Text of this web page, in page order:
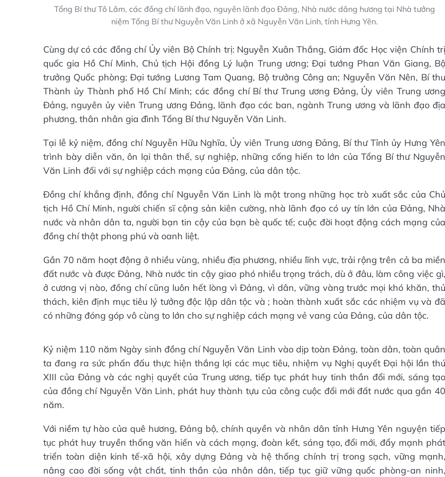
Tổng Bí thư Tô Lâm, các đồng chí lãnh đạo, nguyên lãnh đạo Đảng, Nhà nước dâng hương tại Nhà tưởng
niệm Tổng Bí thư Nguyễn Văn Linh ở xã Nguyễn Văn Linh, tỉnh Hưng Yên.
Cùng dự có các đồng chí Ủy viên Bộ Chính trị: Nguyễn Xuân Thắng, Giám đốc Học viện Chính trị
quốc gia Hồ Chí Minh, Chủ tịch Hội đồng Lý luận Trung ương; Đại tướng Phan Văn Giang, Bộ
trưởng Quốc phòng; Đại tướng Lương Tam Quang, Bộ trưởng Công an; Nguyễn Văn Nên, Bí thư
Thành ủy Thành phố Hồ Chí Minh; các đồng chí Bí thư Trung ương Đảng, Ủy viên Trung ương
Đảng, nguyên ủy viên Trung ương Đảng, lãnh đạo các ban, ngành Trung ương và lãnh đạo địa
phương, thân nhân gia đình Tổng Bí thư Nguyễn Văn Linh.
Tại lễ kỷ niệm, đồng chí Nguyễn Hữu Nghĩa, Ủy viên Trung ương Đảng, Bí thư Tỉnh ủy Hưng Yên
trình bày diễn văn, ôn lại thân thế, sự nghiệp, những cống hiến to lớn của Tổng Bí thư Nguyễn
Văn Linh đối với sự nghiệp cách mạng của Đảng, của dân tộc.
Đồng chí khẳng định, đồng chí Nguyễn Văn Linh là một trong những học trò xuất sắc của Chủ
tịch Hồ Chí Minh, người chiến sĩ cộng sản kiên cường, nhà lãnh đạo có uy tín lớn của Đảng, Nhà
nước và nhân dân ta, người bạn tin cậy của bạn bè quốc tế; cuộc đời hoạt động cách mạng của
đồng chí thật phong phú và oanh liệt.
Gần 70 năm hoạt động ở nhiều vùng, nhiều địa phương, nhiều lĩnh vực, trải rộng trên cả ba miền
đất nước và được Đảng, Nhà nước tin cậy giao phó nhiều trọng trách, dù ở đâu, làm công việc gì,
ở cương vị nào, đồng chí cũng luôn hết lòng vì Đảng, vì dân, vững vàng trước mọi khó khăn, thử
thách, kiên định mục tiêu lý tưởng độc lập dân tộc và ; hoàn thành xuất sắc các nhiệm vụ và đã
có những đóng góp vô cùng to lớn cho sự nghiệp cách mạng vẻ vang của Đảng, của dân tộc.
Kỷ niệm 110 năm Ngày sinh đồng chí Nguyễn Văn Linh vào dịp toàn Đảng, toàn dân, toàn quân
ta đang ra sức phấn đấu thực hiện thắng lợi các mục tiêu, nhiệm vụ Nghị quyết Đại hội lần thứ
XIII của Đảng và các nghị quyết của Trung ương, tiếp tục phát huy tinh thần đổi mới, sáng tạo
của đồng chí Nguyễn Văn Linh, phát huy thành tựu của công cuộc đổi mới đất nước qua gần 40
năm.
Với niềm tự hào của quê hương, Đảng bộ, chính quyền và nhân dân tỉnh Hưng Yên nguyện tiếp
tục phát huy truyền thống văn hiến và cách mạng, đoàn kết, sáng tạo, đổi mới, đẩy mạnh phát
triển toàn diện kinh tế-xã hội, xây dựng Đảng và hệ thống chính trị trong sạch, vững mạnh,
nâng cao đời sống vật chất, tinh thần của nhân dân, tiếp tục giữ vững quốc phòng-an ninh,